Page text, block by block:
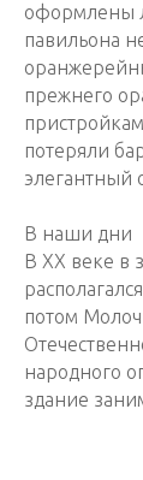
оформлены
павильона
прежнего
потеряли
элегантный
В наши дни
В XX веке в
потом
народного
здание